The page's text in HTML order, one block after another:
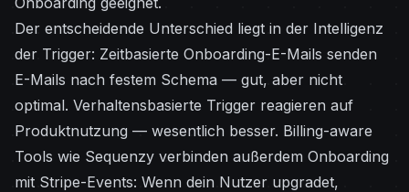
Der entscheidende Unterschied liegt in der Intelligenz
der Trigger: Zeitbasierte Onboarding-E-Mails senden
E-Mails nach festem Schema — gut, aber nicht
optimal. Verhaltensbasierte Trigger reagieren auf
Produktnutzung — wesentlich besser. Billing-aware
Tools wie Sequenzy verbinden außerdem Onboarding
mit Stripe-Events: Wenn dein Nutzer upgradet,